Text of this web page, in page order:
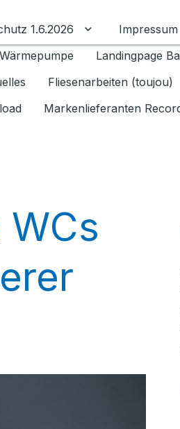
Ratgeber umschalten
1.6.2026 Untermenü für
Impressum
Landingpage
Fliesenarbeiten (toujou)
Markenlieferanten